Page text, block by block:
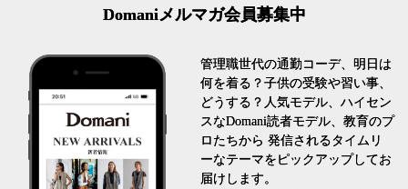
Domaniメルマガ会員募集中
管理職世代の通勤コーデ、明日は
何を着る？子供の受験や習い事、
どうする？人気モデル、ハイセン
スなDomani読者モデル、教育のプ
ロたちから 発信されるタイムリ
ーなテーマをピックアップしてお
届けします。